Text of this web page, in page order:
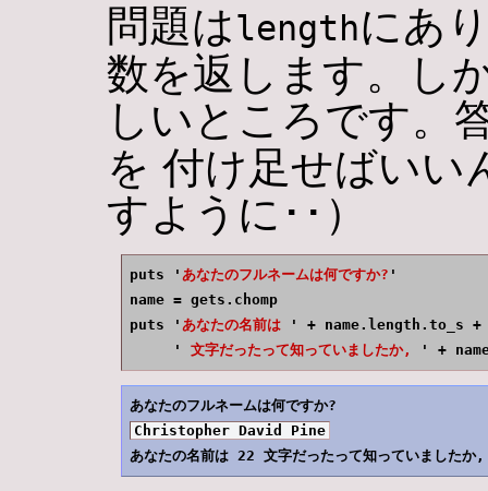
問題はlengthにあ
数を返します。し
しいところです。
を 付け足せばいい
すように･･）
puts ' あなたのフルネームは何ですか? '
name = gets.chomp
puts ' あなたの名前は
' + name.length.to_s +
     '
文字だったって知っていましたか, ' +
Christopher David Pine